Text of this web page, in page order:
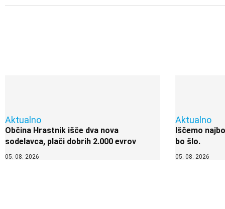
Aktualno
Občina Hrastnik išče dva nova
sodelavca, plači dobrih 2.000 evrov
05. 08. 2026
Aktualno
Iščemo
bo šlo.
05. 08. 2026